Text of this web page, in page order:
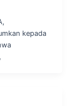
kepada